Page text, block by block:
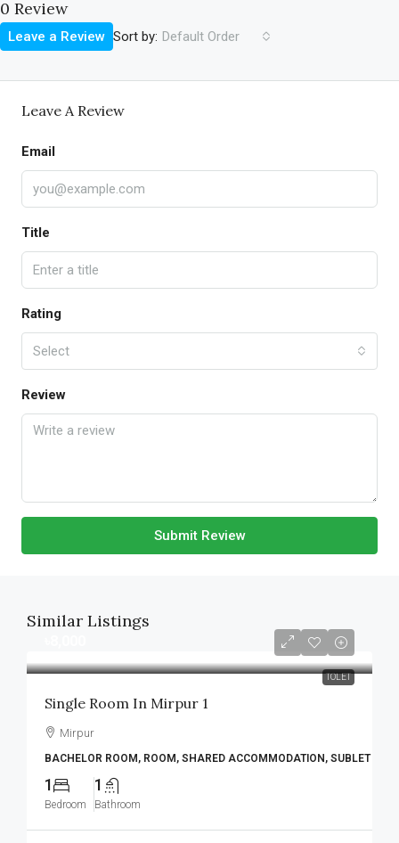
0 Review
Sort by: Default Order
Leave a Review
Leave A Review
Email
Title
Rating
Select
Review
Submit Review
Similar Listings
TOLET
Single Room In Mirpur 1
Mirpur
BACHELOR ROOM, ROOM, SHARED ACCOMMODATION, SUBLET
1
Bedroom
1
Bathroom